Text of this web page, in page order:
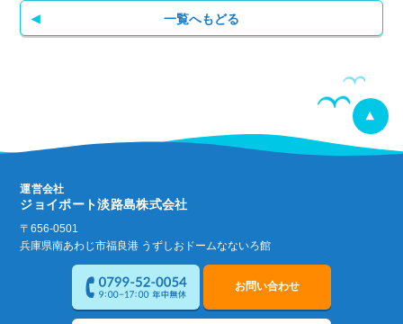
一覧へもどる
運営会社
ジョイポート淡路島株式会社
〒656-0501
兵庫県南あわじ市福良港 うずしおドームなないろ館
お問い合わせ